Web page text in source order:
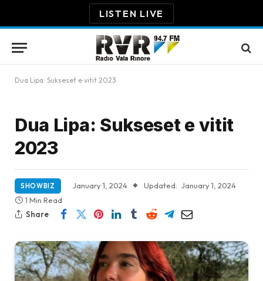
LISTEN LIVE
Dua Lipa: Sukseset e vitit 2023
Dua Lipa: Sukseset e vitit
2023
SHOWBIZ January 1, 2024 Updated: January 1, 2024
1 Min Read
Share